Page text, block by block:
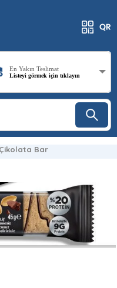
En Yakın Teslimat
Listeyi görmek için tıklayın
Çikolata Bar